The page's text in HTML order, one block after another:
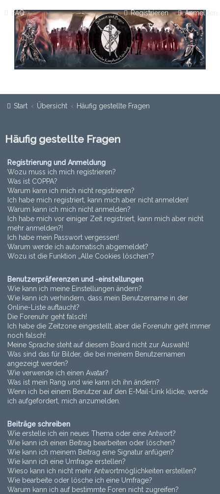
FAQ Anmelden
Registrieren
Start Übersicht Häufig gestellte Fragen
Häufig gestellte Fragen
Registrierung und Anmeldung
Wozu muss ich mich registrieren?
Was ist COPPA?
Warum kann ich mich nicht registrieren?
Ich habe mich registriert, kann mich aber nicht anmelden!
Warum kann ich mich nicht anmelden?
Ich habe mich vor einiger Zeit registriert, kann mich aber nicht
mehr anmelden?!
Ich habe mein Passwort vergessen!
Warum werde ich automatisch abgemeldet?
Wozu ist die Funktion „Alle Cookies löschen“?
Benutzerpräferenzen und -einstellungen
Wie kann ich meine Einstellungen ändern?
Wie kann ich verhindern, dass mein Benutzername in der
Online-Liste auftaucht?
Die Forenuhr geht falsch!
Ich habe die Zeitzone eingestellt, aber die Forenuhr geht immer
noch falsch!
Meine Sprache steht auf diesem Board nicht zur Auswahl!
Was sind das für Bilder, die bei meinem Benutzernamen
angezeigt werden?
Wie verwende ich einen Avatar?
Was ist mein Rang und wie kann ich ihn ändern?
Wenn ich bei einem Benutzer auf den E-Mail-Link klicke, werde
ich aufgefordert, mich anzumelden.
Beiträge schreiben
Wie erstelle ich ein neues Thema oder eine Antwort?
Wie kann ich einen Beitrag bearbeiten oder löschen?
Wie kann ich meinem Beitrag eine Signatur anfügen?
Wie kann ich eine Umfrage erstellen?
Wieso kann ich nicht mehr Antwortmöglichkeiten erstellen?
Wie bearbeite oder lösche ich eine Umfrage?
Warum kann ich auf bestimmte Foren nicht zugreifen?